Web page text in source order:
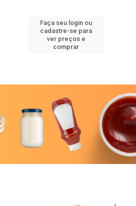
Faça seu login ou
cadastre-se para
ver preços e
comprar